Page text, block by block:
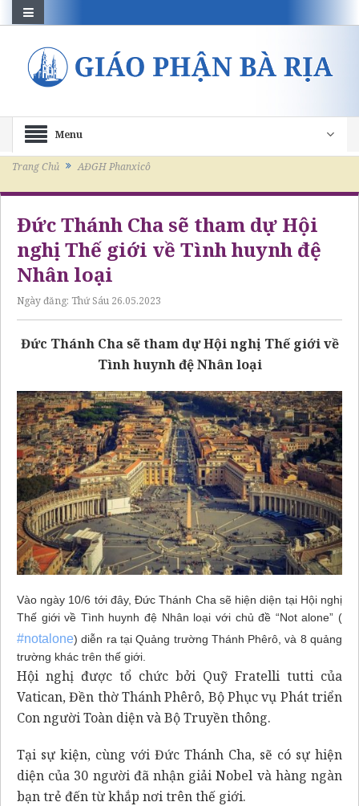
Menu
Trang Chủ AĐGH Phanxicô
Đức Thánh Cha sẽ tham dự Hội
nghị Thế giới về Tình huynh đệ
Nhân loại
Ngày đăng: Thứ Sáu 26.05.2023
Đức Thánh Cha sẽ tham dự Hội nghị Thế giới về
Tình huynh đệ Nhân loại
Vào ngày 10/6 tới đây, Đức Thánh Cha sẽ hiện diện tại Hội nghị
Thế giới về Tình huynh đệ Nhân loại với chủ đề “Not alone” (
#notalone) diễn ra tại Quảng trường Thánh Phêrô, và 8 quảng
trường khác trên thế giới.
Hội nghị được tổ chức bởi Quỹ Fratelli tutti của
Vatican, Đền thờ Thánh Phêrô, Bộ Phục vụ Phát triển
Con người Toàn diện và Bộ Truyền thông.
Tại sự kiện, cùng với Đức Thánh Cha, sẽ có sự hiện
diện của 30 người đã nhận giải Nobel và hàng ngàn
bạn trẻ đến từ khắp nơi trên thế giới.